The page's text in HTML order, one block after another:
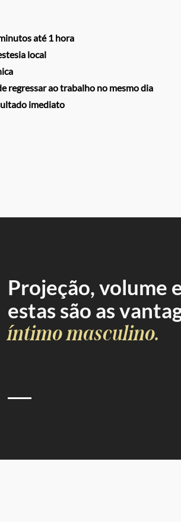
até 1 hora
local
regressar ao trabalho no mesmo dia
imediato
Projeção, volume
estas são as
íntimo masculino.